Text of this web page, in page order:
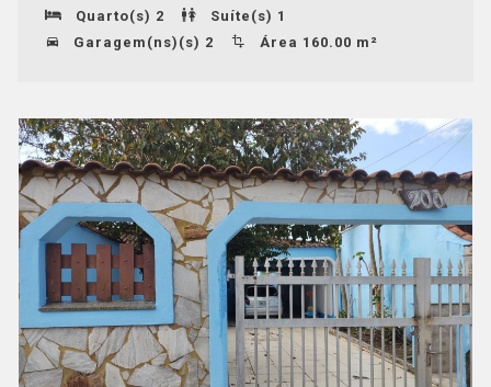
Quarto(s) 2
Suíte(s) 1
Garagem(ns)(s) 2
Área 160.00 m²